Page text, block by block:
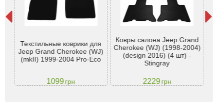
Текстильные коврики для
Jeep Grand Cherokee (WJ)
(mkII) 1999-2004 Pro-Eco
1099грн
Ковры салона Jeep Grand
Cherokee (WJ) (1998-2004)
(design 2016) (4 шт) -
Stingray
2229грн